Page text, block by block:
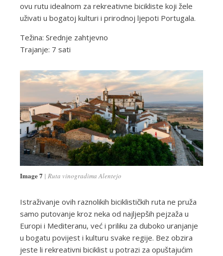
ovu rutu idealnom za rekreativne bicikliste koji žele
uživati u bogatoj kulturi i prirodnoj ljepoti Portugala.
Težina: Srednje zahtjevno
Trajanje: 7 sati
Image 7 Ruta vinogradima Alentejo
Istraživanje ovih raznolikih biciklističkih ruta ne pruža
samo putovanje kroz neka od najljepših pejzaža u
Europi i Mediteranu, već i priliku za duboko uranjanje
u bogatu povijest i kulturu svake regije. Bez obzira
jeste li rekreativni biciklist u potrazi za opuštajućim